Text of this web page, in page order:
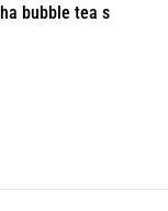
bubble tea s